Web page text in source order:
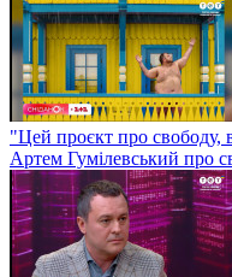
"Цей проєкт про свободу,
Артем Гумілевський про